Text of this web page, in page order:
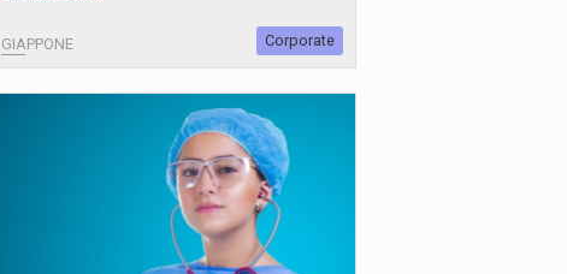
GIAPPONE Corporate